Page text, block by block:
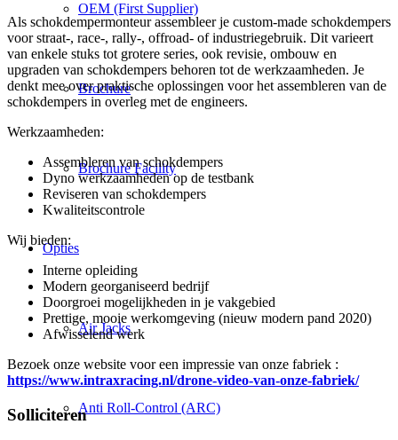
OEM (First Supplier)
Brochure
Brochure Facility
Opties
Air Jacks
Anti Roll-Control (ARC)
Als schokdempermonteur assembleer je custom-made schokdempers
voor straat-, race-, rally-, offroad- of industriegebruik. Dit varieert
van enkele stuks tot grotere series, ook revisie, ombouw en
upgraden van schokdempers behoren tot de werkzaamheden. Je
denkt mee over praktische oplossingen voor het assembleren van de
schokdempers in overleg met de engineers.
Werkzaamheden:
Assembleren van schokdempers
Dyno werkzaamheden op de testbank
Reviseren van schokdempers
Kwaliteitscontrole
Wij bieden:
Interne opleiding
Modern georganiseerd bedrijf
Doorgroei mogelijkheden in je vakgebied
Prettige, mooie werkomgeving (nieuw modern pand 2020)
Afwisselend werk
Bezoek onze website voor een impressie van onze fabriek :
https://www.intraxracing.nl/drone-video-van-onze-fabriek/
Solliciteren